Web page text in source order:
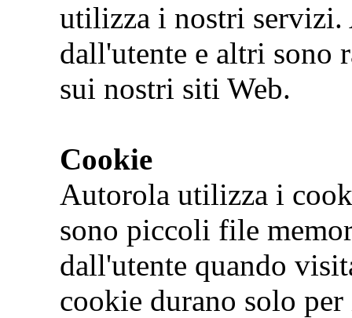
utilizza i nostri
dall'utente e altri sono
sui nostri siti Web.
Cookie
Autorola utilizza i
sono piccoli file
dall'utente quando
cookie durano solo